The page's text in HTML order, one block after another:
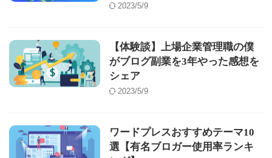
2023/5/9
【体験談】上場企業管理職の僕
がブログ副業を3年やった感想を
シェア
2023/5/9
ワードプレスおすすめテーマ10
選【有名ブロガー使用率ランキ